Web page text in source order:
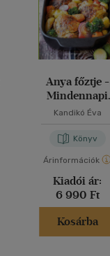
Anya főztje -
Mindennapi
kedvenceink
Kandikó Éva
Könyv
Árinformációk
Kiadói ár:
6 990 Ft
Kosárba